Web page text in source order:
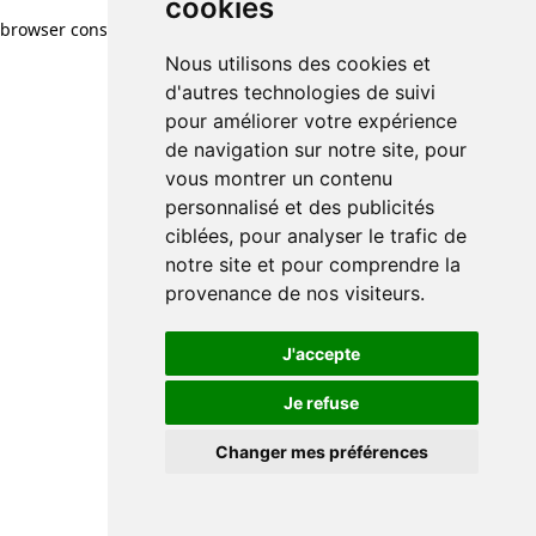
cookies
Nous utilisons des cookies et
d'autres technologies de suivi
pour améliorer votre expérience
de navigation sur notre site, pour
vous montrer un contenu
personnalisé et des publicités
ciblées, pour analyser le trafic de
notre site et pour comprendre la
provenance de nos visiteurs.
J'accepte
Je refuse
Changer mes préférences
browser console for more information)